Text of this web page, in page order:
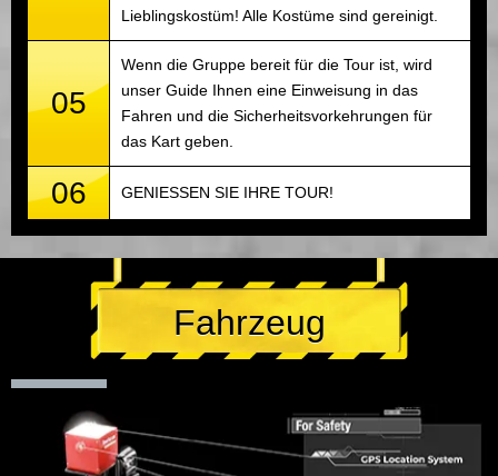
Lieblingskostüm! Alle Kostüme sind gereinigt.
05
Wenn die Gruppe bereit für die Tour ist, wird
unser Guide Ihnen eine Einweisung in das
Fahren und die Sicherheitsvorkehrungen für
das Kart geben.
06 GENIESSEN SIE IHRE TOUR!
Fahrzeug